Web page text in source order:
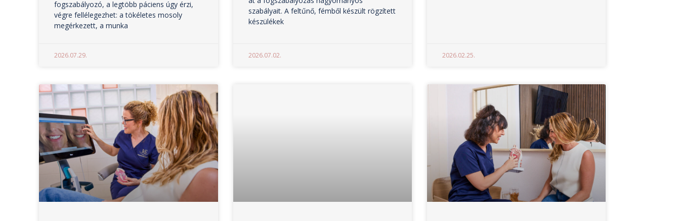
fogszabályozó, a legtöbb páciens úgy érzi,
végre fellélegezhet: a tökéletes mosoly
megérkezett, a munka
2026.07.29.
szabályait. A feltűnő, fémből készült rögzített
készülékek
2026.07.02. 2026.02.25.